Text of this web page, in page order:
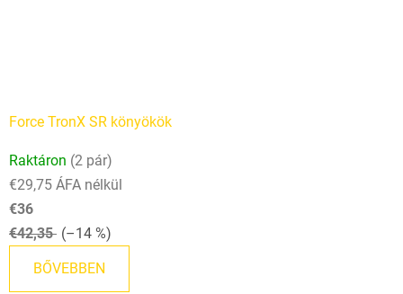
Force TronX SR könyökök
Raktáron (2 pár)
€29,75 ÁFA nélkül
€36
€42,35 (–14 %)
BŐVEBBEN